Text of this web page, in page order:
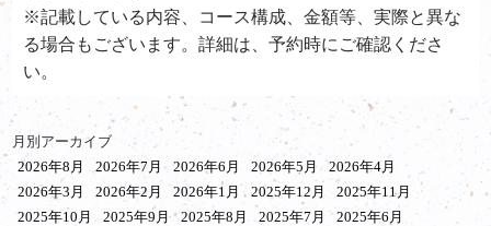
※記載している内容、コース構成、金額等、実際と異な
る場合もございます。詳細は、予約時にご確認くださ
い。
月別アーカイブ
2026年8月
2026年7月 2026年6月 2026年5月
2026年4月
2026年3月
2026年2月 2026年1月 2025年12月
2025年11月
2025年10月
2025年9月 2025年8月 2025年7月
2025年6月